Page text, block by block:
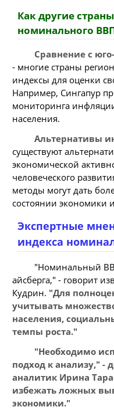
Как другие
номинального
Сравнение с
- многие страны
индексы для оценки
Например, Сингапур
мониторинга
населения.
Альтернативы
существуют
экономической
человеческого
методы могут дать
состоянии экономики
Экспертные
индекса
"Номинальный
айсберга," - говорит
Кудрин. "Для
учитывать
населения,
темпы роста."
"Необходимо
подход к анализу," -
аналитик Ирина
избежать ложных
экономики."